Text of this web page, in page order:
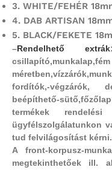
3. WHITE/FEHÉR
4. DAB ARTISAN
5. BLACK/FEKETE
–Rendelhető extrák
csillapító,
fordítók,-végzárók,
beépíthető-
termékek
ügyfélszolgálatunkon
tud felvilágosítást kérni.
A front-korpusz-
megtekinthetőek ill.